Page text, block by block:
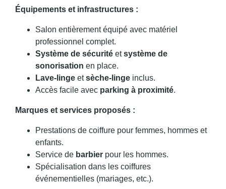
Équipements et infrastructures :
Salon entièrement équipé avec matériel
professionnel complet.
Système de sécurité etsystème de
sonorisation en place.
Lave-linge etsèche-linge inclus.
Accès facile avec parking à proximité.
Marques et services proposés :
Prestations de coiffure pour femmes, hommes et
enfants.
Service de barbier pour les hommes.
Spécialisation dans les coiffures
événementielles (mariages, etc.).